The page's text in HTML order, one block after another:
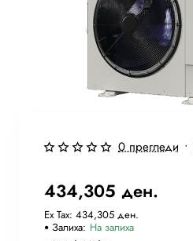
0 прегледи •
434,305 ден.
Ex Tax: 434,305 ден.
Залиха: На залиха